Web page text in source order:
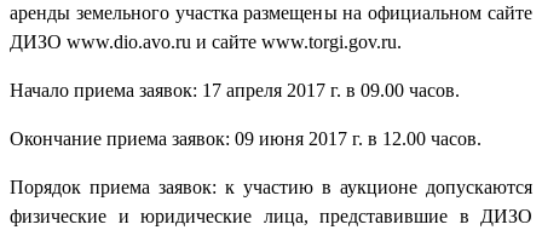
аренды земельного участка размещены на официальном сайте
ДИЗО www.dio.avo.ru и сайте www.torgi.gov.ru.
Начало приема заявок: 17 апреля 2017 г. в 09.00 часов.
Окончание приема заявок: 09 июня 2017 г. в 12.00 часов.
Порядок приема заявок: к участию в аукционе допускаются
физические и юридические лица, представившие в ДИЗО